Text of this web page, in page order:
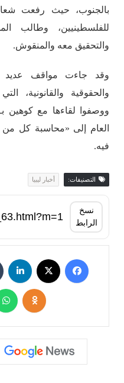
بالجنوب، حيث رفعت
للفلسطينيين، وطالب
والتحقيق معه والمنقوش.
وقد جاءت مواقف عديد
والحقوقية والقانونية،
ووصفوا لقاءها مع كوهين
العام إلى «محاسبة كل
فيه.
التصنيفات: أخبار ليبيا
نسخ
الرابط